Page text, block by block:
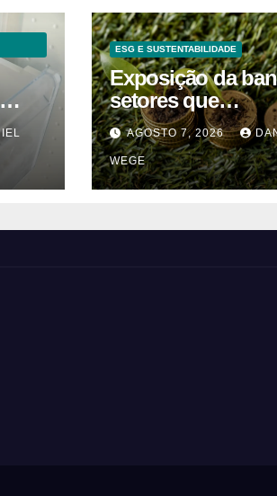
do
ESG E SUSTENTABILIDADE
Exposição da
setores que
contribuem para
alterações
mantém-se nos
AGOSTO 7, 2026
WEGE